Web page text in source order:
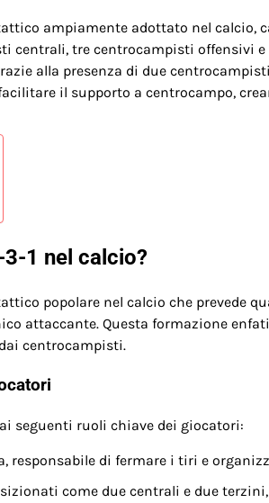
ampiamente adottato nel calcio,
centrali, tre centrocampisti offensivi
alla presenza di due
il supporto a centrocampo,
3-1 nel calcio?
popolare nel calcio che prevede
attaccante. Questa formazione
centrocampisti.
seguenti ruoli chiave dei giocatori:
responsabile di fermare i tiri e
come due centrali e due